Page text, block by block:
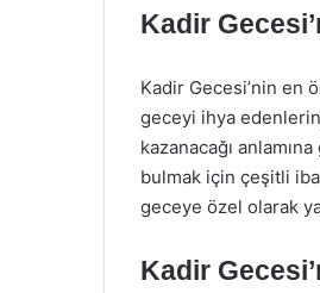
Kadir
Kadir Gecesi’nin en
geceyi ihya
kazanacağı
bulmak için çeşitli
geceye özel olarak
Kadir